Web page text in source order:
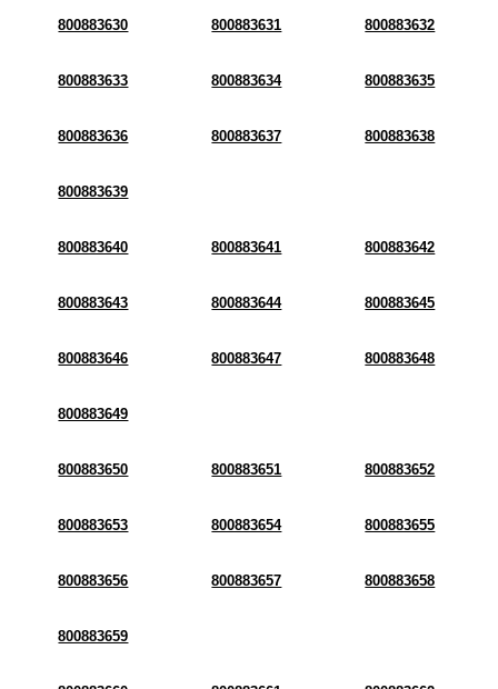
800883630 800883631 800883632
800883633 800883634 800883635
800883636 800883637 800883638
800883639
800883640 800883641 800883642
800883643 800883644 800883645
800883646 800883647 800883648
800883649
800883650 800883651 800883652
800883653 800883654 800883655
800883656 800883657 800883658
800883659